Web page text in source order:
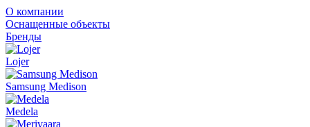
О компании
Оснащенные объекты
Бренды
Lojer
Samsung Medison
Medela